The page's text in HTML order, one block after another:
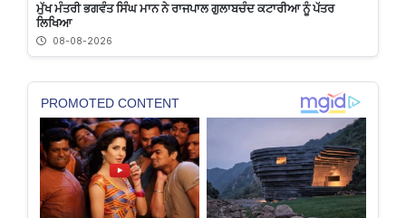
ਮੁੱਖ ਮੰਤਰੀ ਭਗਵੰਤ ਸਿੰਘ ਮਾਨ ਨੇ ਰਾਜਪਾਲ ਗੁਲਾਬਚੰਦ ਕਟਾਰੀਆ ਨੂੰ ਪੱਤਰ
ਲਿਖਿਆ
08-08-2026